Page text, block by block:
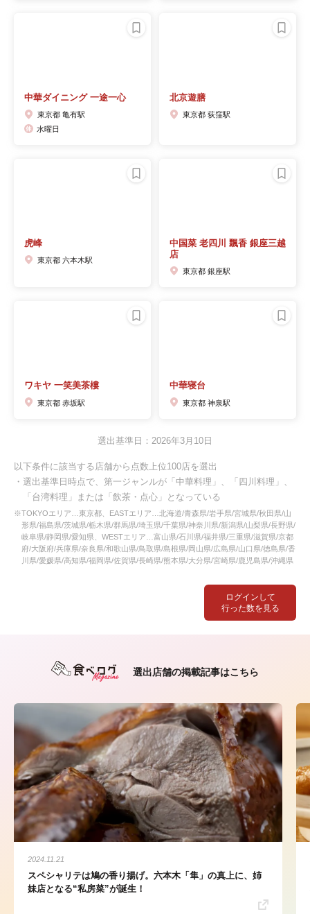
ログインして
行った数を見る
中華ダイニング 一途一心
東京都 亀有駅
水曜日
北京遊膳
東京都 荻窪駅
虎峰
東京都 六本木駅
中国菜 老四川 飄香 銀座三越
店
東京都 銀座駅
ワキヤ 一笑美茶樓
東京都 赤坂駅
中華寝台
東京都 神泉駅
選出基準日：2026年3月10日
以下条件に該当する店舗から点数上位100店を選出
・選出基準日時点で、第一ジャンルが「中華料理」、「四川料理」、
「台湾料理」または「飲茶・点心」となっている
※TOKYOエリア…東京都、EASTエリア…北海道/青森県/岩手県/宮城県/秋田県/山
形県/福島県/茨城県/栃木県/群馬県/埼玉県/千葉県/神奈川県/新潟県/山梨県/長野県/
岐阜県/静岡県/愛知県、WESTエリア…富山県/石川県/福井県/三重県/滋賀県/京都
府/大阪府/兵庫県/奈良県/和歌山県/鳥取県/島根県/岡山県/広島県/山口県/徳島県/香
川県/愛媛県/高知県/福岡県/佐賀県/長崎県/熊本県/大分県/宮崎県/鹿児島県/沖縄県
選出店舗の掲載記事はこちら
2024.11.21
スペシャリテは鳩の香り揚げ。六本木「隼」の真上に、姉
妹店となる“私房菜”が誕生！